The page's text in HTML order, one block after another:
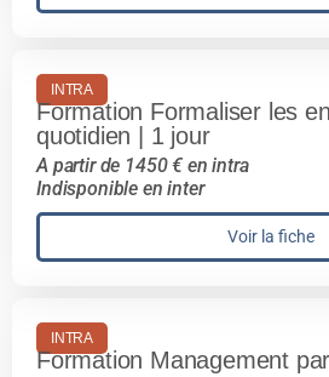
INTRA
Formation Formaliser les
quotidien | 1 jour
A partir de 1450 € en intra
Indisponible en inter
Voir la fiche
INTRA
Formation Management